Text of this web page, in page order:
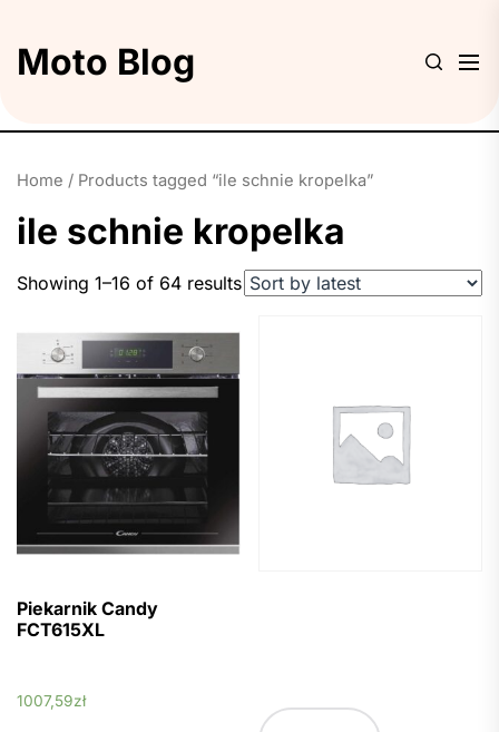
Moto Blog
Home / Products tagged “ile schnie kropelka”
ile schnie kropelka
Showing 1–16 of 64 results
Piekarnik Candy
FCT615XL
1007,59zł